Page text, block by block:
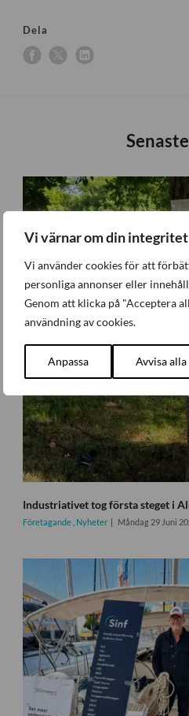
Vi värnar om din integritet
Vi använder cookies för att
personliga annonser eller
Genom att klicka på "Acceptera
användning av cookies.
Anpassa Avvisa alla
Dela
Industriativet tog första steget i
Företagande Nyheter Måndag 29 Juni